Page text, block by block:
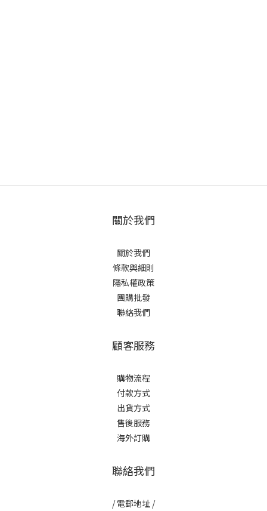
關於我們
關於我們
條款與細則
隱私權政策
團購批發
聯絡我們
顧客服務
購物流程
付款方式
出貨方式
售後服務
海外訂購
聯絡我們
/ 電郵地址 /